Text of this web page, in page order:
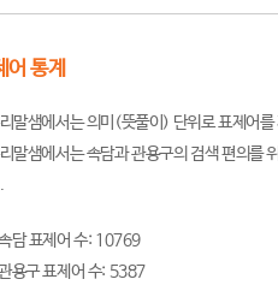
어 통계
말샘에서는 의미(뜻풀이) 단위로 표제어를
말샘에서는 속담과 관용구의 검색 편의를
담 표제어 수: 10769
용구 표제어 수: 5387